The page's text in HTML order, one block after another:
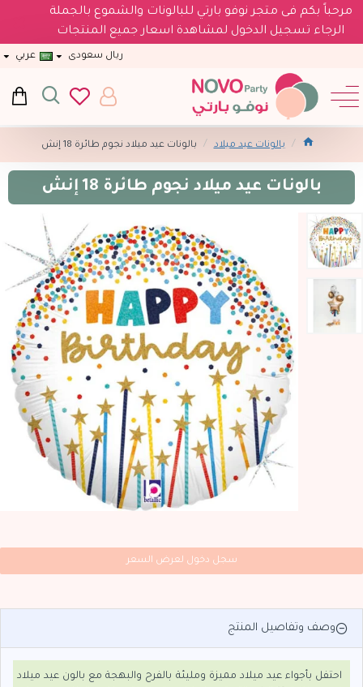
مرحباً بكم فى متجر نوفو بارتي للبالونات والشموع بالجملة
الرجاء تسجيل الدخول لمشاهدة اسعار جميع المنتجات
ريال سعودى عربي
بالونات عيد ميلاد بالونات عيد ميلاد نجوم طائرة 18 إنش
بالونات عيد ميلاد نجوم طائرة 18 إنش
سجل دخول لعرض السعر
وصف وتفاصيل المنتج
احتفل بأجواء عيد ميلاد مميزة ومليئة بالفرح والبهجة مع بالون عيد ميلاد